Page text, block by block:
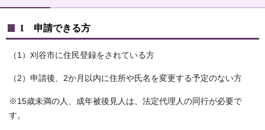
1 申請できる方
（1）刈谷市に住民登録をされている方
（2）申請後、2か月以内に住所や氏名を変更する予定のない方
※15歳未満の人、成年被後見人は、法定代理人の同行が必要で
す。